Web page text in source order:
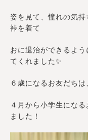
姿を見て、憧れの気
裃を着て
おに退治ができるよ
てくれました✨
６歳になるお友だちは
４月から小学生にな
ました！